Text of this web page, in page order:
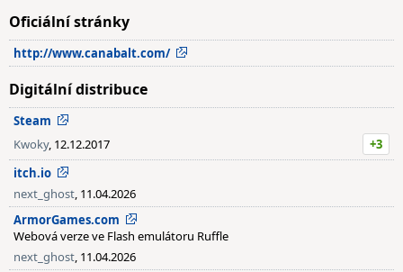
Oficiální stránky
http://www.canabalt.com/
Digitální distribuce
Steam
Kwoky, 12.12.2017
+3
itch.io
next_ghost, 11.04.2026
ArmorGames.com
Webová verze ve Flash emulátoru Ruffle
next_ghost, 11.04.2026